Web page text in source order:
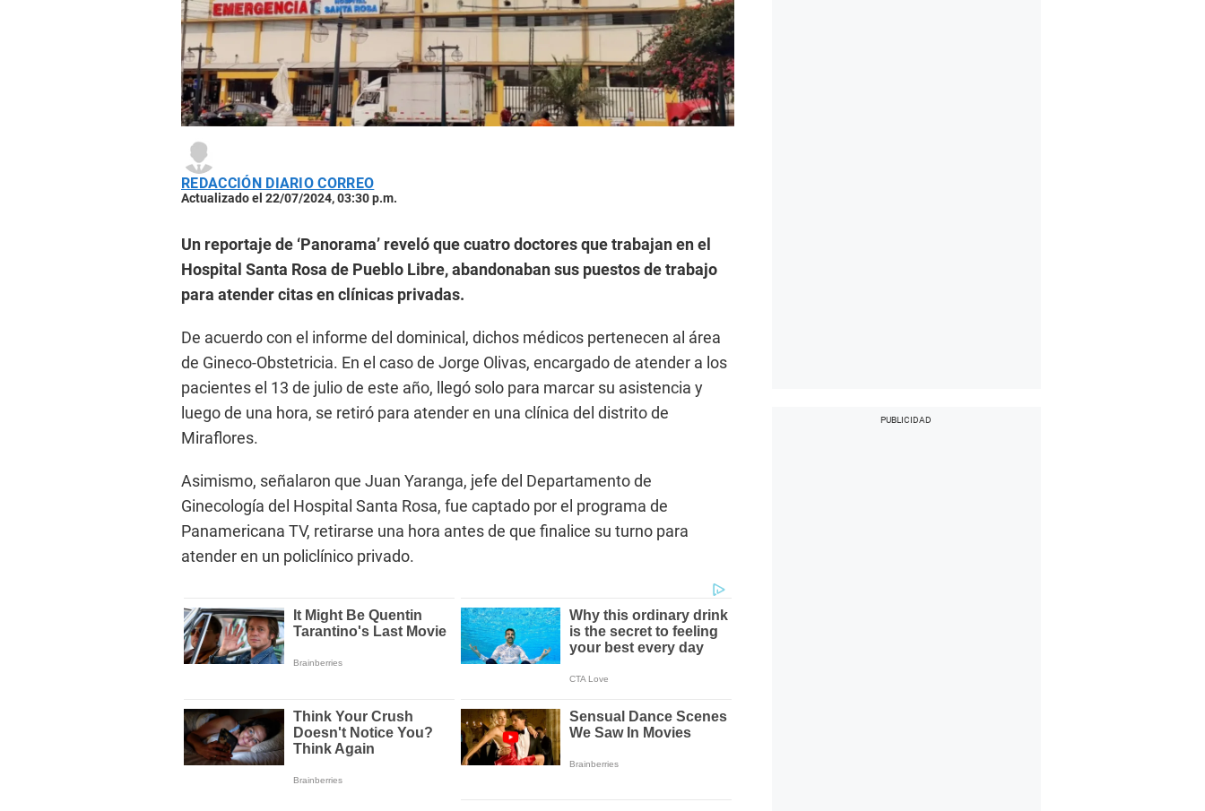
REDACCIÓN DIARIO CORREO
Actualizado el 22/07/2024, 03:30 p.m.
Un reportaje de ‘Panorama’ reveló que cuatro doctores que trabajan en el
Hospital Santa Rosa de Pueblo Libre, abandonaban sus puestos de trabajo
para atender citas en clínicas privadas.
De acuerdo con el informe del dominical, dichos médicos pertenecen al área
de Gineco-Obstetricia. En el caso de Jorge Olivas, encargado de atender a los
pacientes el 13 de julio de este año, llegó solo para marcar su asistencia y
luego de una hora, se retiró para atender en una clínica del distrito de
Miraflores.
Asimismo, señalaron que Juan Yaranga, jefe del Departamento de
Ginecología del Hospital Santa Rosa, fue captado por el programa de
Panamericana TV, retirarse una hora antes de que finalice su turno para
atender en un policlínico privado.